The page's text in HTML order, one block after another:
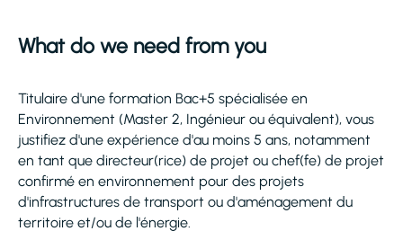
What do we need from you
Titulaire d'une formation Bac+5 spécialisée en
Environnement (Master 2, Ingénieur ou équivalent), vous
justifiez d'une expérience d'au moins 5 ans, notamment
en tant que directeur(rice) de projet ou chef(fe) de projet
confirmé en environnement pour des projets
d'infrastructures de transport ou d'aménagement du
territoire et/ou de l'énergie.